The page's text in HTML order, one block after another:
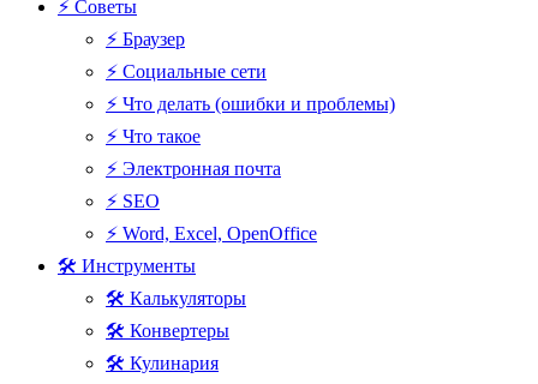
⚡ Советы
⚡ Браузер
⚡ Социальные сети
⚡ Что делать (ошибки и проблемы)
⚡ Что такое
⚡ Электронная почта
⚡ SEO
⚡ Word, Excel, OpenOffice
🛠 Инструменты
🛠 Калькуляторы
🛠 Конвертеры
🛠 Кулинария